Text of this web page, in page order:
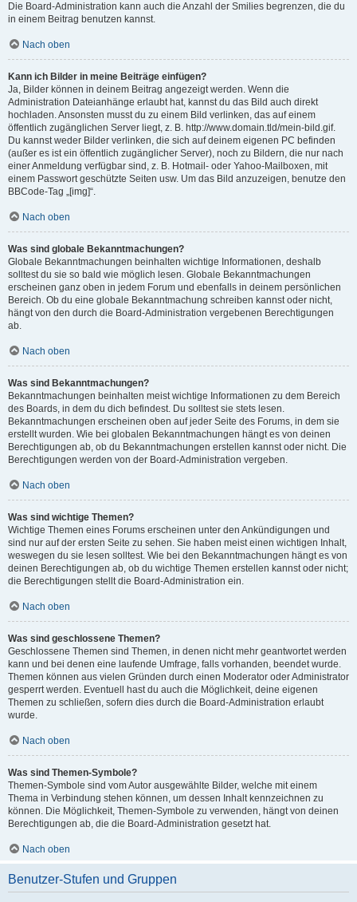
Die Board-Administration kann auch die Anzahl der Smilies begrenzen, die du
in einem Beitrag benutzen kannst.
Nach oben
Kann ich Bilder in meine Beiträge einfügen?
Ja, Bilder können in deinem Beitrag angezeigt werden. Wenn die
Administration Dateianhänge erlaubt hat, kannst du das Bild auch direkt
hochladen. Ansonsten musst du zu einem Bild verlinken, das auf einem
öffentlich zugänglichen Server liegt, z. B. http://www.domain.tld/mein-bild.gif.
Du kannst weder Bilder verlinken, die sich auf deinem eigenen PC befinden
(außer es ist ein öffentlich zugänglicher Server), noch zu Bildern, die nur nach
einer Anmeldung verfügbar sind, z. B. Hotmail- oder Yahoo-Mailboxen, mit
einem Passwort geschützte Seiten usw. Um das Bild anzuzeigen, benutze den
BBCode-Tag „[img]“.
Nach oben
Was sind globale Bekanntmachungen?
Globale Bekanntmachungen beinhalten wichtige Informationen, deshalb
solltest du sie so bald wie möglich lesen. Globale Bekanntmachungen
erscheinen ganz oben in jedem Forum und ebenfalls in deinem persönlichen
Bereich. Ob du eine globale Bekanntmachung schreiben kannst oder nicht,
hängt von den durch die Board-Administration vergebenen Berechtigungen
ab.
Nach oben
Was sind Bekanntmachungen?
Bekanntmachungen beinhalten meist wichtige Informationen zu dem Bereich
des Boards, in dem du dich befindest. Du solltest sie stets lesen.
Bekanntmachungen erscheinen oben auf jeder Seite des Forums, in dem sie
erstellt wurden. Wie bei globalen Bekanntmachungen hängt es von deinen
Berechtigungen ab, ob du Bekanntmachungen erstellen kannst oder nicht. Die
Berechtigungen werden von der Board-Administration vergeben.
Nach oben
Was sind wichtige Themen?
Wichtige Themen eines Forums erscheinen unter den Ankündigungen und
sind nur auf der ersten Seite zu sehen. Sie haben meist einen wichtigen Inhalt,
weswegen du sie lesen solltest. Wie bei den Bekanntmachungen hängt es von
deinen Berechtigungen ab, ob du wichtige Themen erstellen kannst oder nicht;
die Berechtigungen stellt die Board-Administration ein.
Nach oben
Was sind geschlossene Themen?
Geschlossene Themen sind Themen, in denen nicht mehr geantwortet werden
kann und bei denen eine laufende Umfrage, falls vorhanden, beendet wurde.
Themen können aus vielen Gründen durch einen Moderator oder Administrator
gesperrt werden. Eventuell hast du auch die Möglichkeit, deine eigenen
Themen zu schließen, sofern dies durch die Board-Administration erlaubt
wurde.
Nach oben
Was sind Themen-Symbole?
Themen-Symbole sind vom Autor ausgewählte Bilder, welche mit einem
Thema in Verbindung stehen können, um dessen Inhalt kennzeichnen zu
können. Die Möglichkeit, Themen-Symbole zu verwenden, hängt von deinen
Berechtigungen ab, die die Board-Administration gesetzt hat.
Nach oben
Benutzer-Stufen und Gruppen